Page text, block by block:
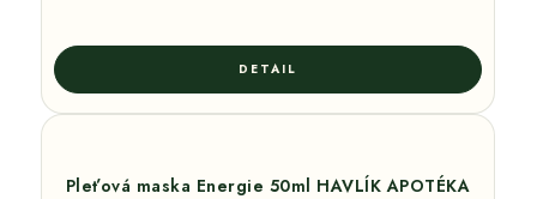
Pleťová maska Energie 50ml HAVLÍK APOTÉKA